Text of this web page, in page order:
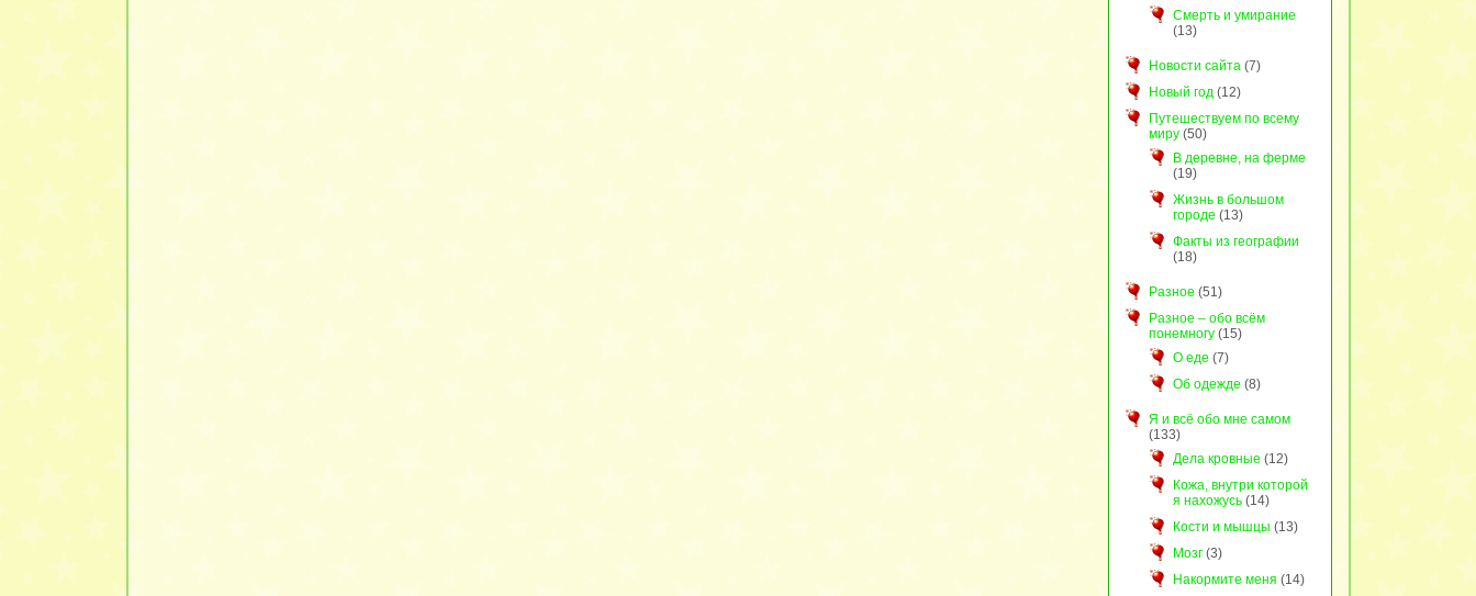
Смерть и умирание
(13)
Новости сайта(7)
Новый год(12)
Путешествуем по всему
миру(50)
В деревне, на ферме
(19)
Жизнь в большом
городе (13)
Факты из географии
(18)
Разное (51)
Разное – обо всём
понемногу(15)
О еде (7)
Об одежде (8)
Я и всё обо мне самом
(133)
Дела кровные (12)
Кожа, внутри которой
я нахожусь(14)
Кости и мышцы (13)
Мозг(3)
Накормите меня (14)